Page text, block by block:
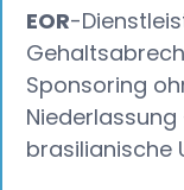
EOR-
Sponsoring
brasilianische